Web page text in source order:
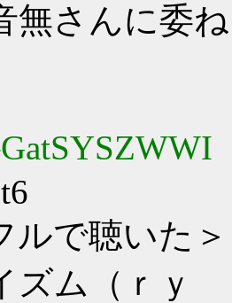
無さんに委
ルで聴いた
ズム（ｒｙ